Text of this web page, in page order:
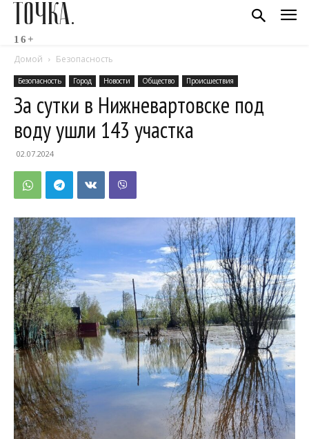
ТОЧКА.
16+
Домой Безопасность
Безопасность Город Новости Общество Происшествия
За сутки в Нижневартовске под
воду ушли 143 участка
02.07.2024